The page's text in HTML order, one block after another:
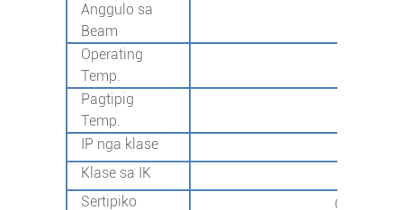
Anggulo sa
Beam
Operating
Temp.
Pagtipig
Temp.
IP nga klase
Klase sa IK
Sertipiko
CB/CE/